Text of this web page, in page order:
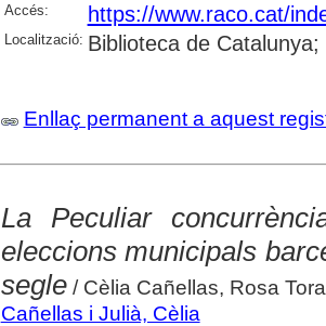
Accés: https://www.raco.cat/
Localització: Biblioteca de
Enllaç permanent a aquest
La Peculiar
eleccions municipals
segle/ Cèlia Cañellas, Rosa
Cañellas i Julià, Cèlia